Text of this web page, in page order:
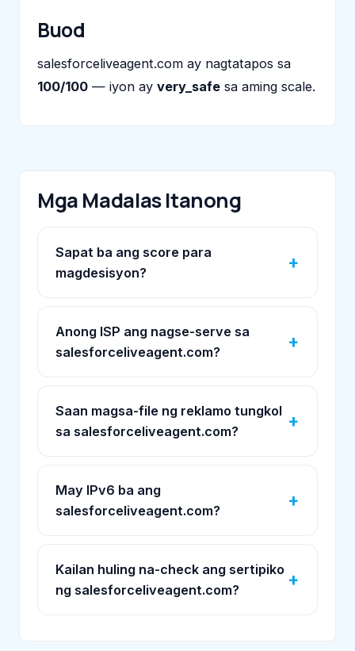
Buod
salesforceliveagent.com ay nagtatapos sa
100/100 — iyon ay very_safe sa aming scale.
Mga Madalas Itanong
Sapat ba ang score para
magdesisyon?
Anong ISP ang nagse-serve sa
salesforceliveagent.com?
Saan magsa-file ng reklamo tungkol
sa salesforceliveagent.com?
May IPv6 ba ang
salesforceliveagent.com?
Kailan huling na-check ang sertipiko
ng salesforceliveagent.com?